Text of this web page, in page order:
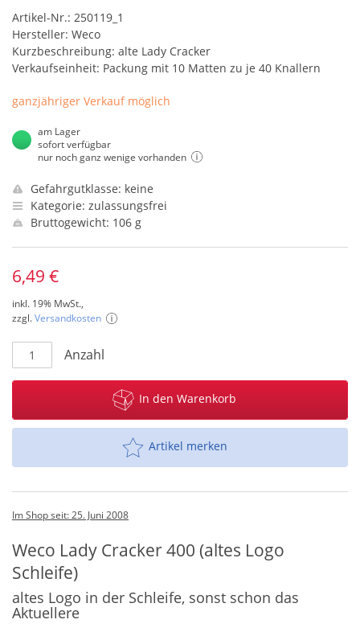
Artikel-Nr.: 250119_1
Hersteller: Weco
Kurzbeschreibung: alte Lady Cracker
Verkaufseinheit: Packung mit 10 Matten zu je 40 Knallern
ganzjähriger Verkauf möglich
am Lager
sofort verfügbar
nur noch ganz wenige vorhanden
Gefahrgutklasse: keine
Kategorie: zulassungsfrei
Bruttogewicht: 106 g
6,49 €
inkl. 19% MwSt.,
zzgl.Versandkosten
Anzahl
In den Warenkorb
Artikel merken
Im Shop seit: 25. Juni 2008
Weco Lady Cracker 400 (altes Logo
Schleife)
altes Logo in der Schleife, sonst schon das
Aktuellere